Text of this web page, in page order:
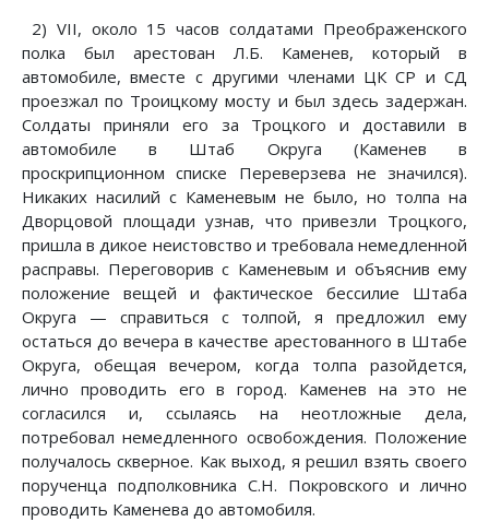
2) VII, около 15 часов солдатами Преображенского
полка был арестован Л.Б. Каменев, который в
автомобиле, вместе с другими членами ЦК СР и СД
проезжал по Троицкому мосту и был здесь задержан.
Солдаты приняли его за Троцкого и доставили в
автомобиле в Штаб Округа (Каменев в
проскрипционном списке Переверзева не значился).
Никаких насилий с Каменевым не было, но толпа на
Дворцовой площади узнав, что привезли Троцкого,
пришла в дикое неистовство и требовала немедленной
расправы. Переговорив с Каменевым и объяснив ему
положение вещей и фактическое бессилие Штаба
Округа — справиться с толпой, я предложил ему
остаться до вечера в качестве арестованного в Штабе
Округа, обещая вечером, когда толпа разойдется,
лично проводить его в город. Каменев на это не
согласился и, ссылаясь на неотложные дела,
потребовал немедленного освобождения. Положение
получалось скверное. Как выход, я решил взять своего
порученца подполковника С.Н. Покровского и лично
проводить Каменева до автомобиля.